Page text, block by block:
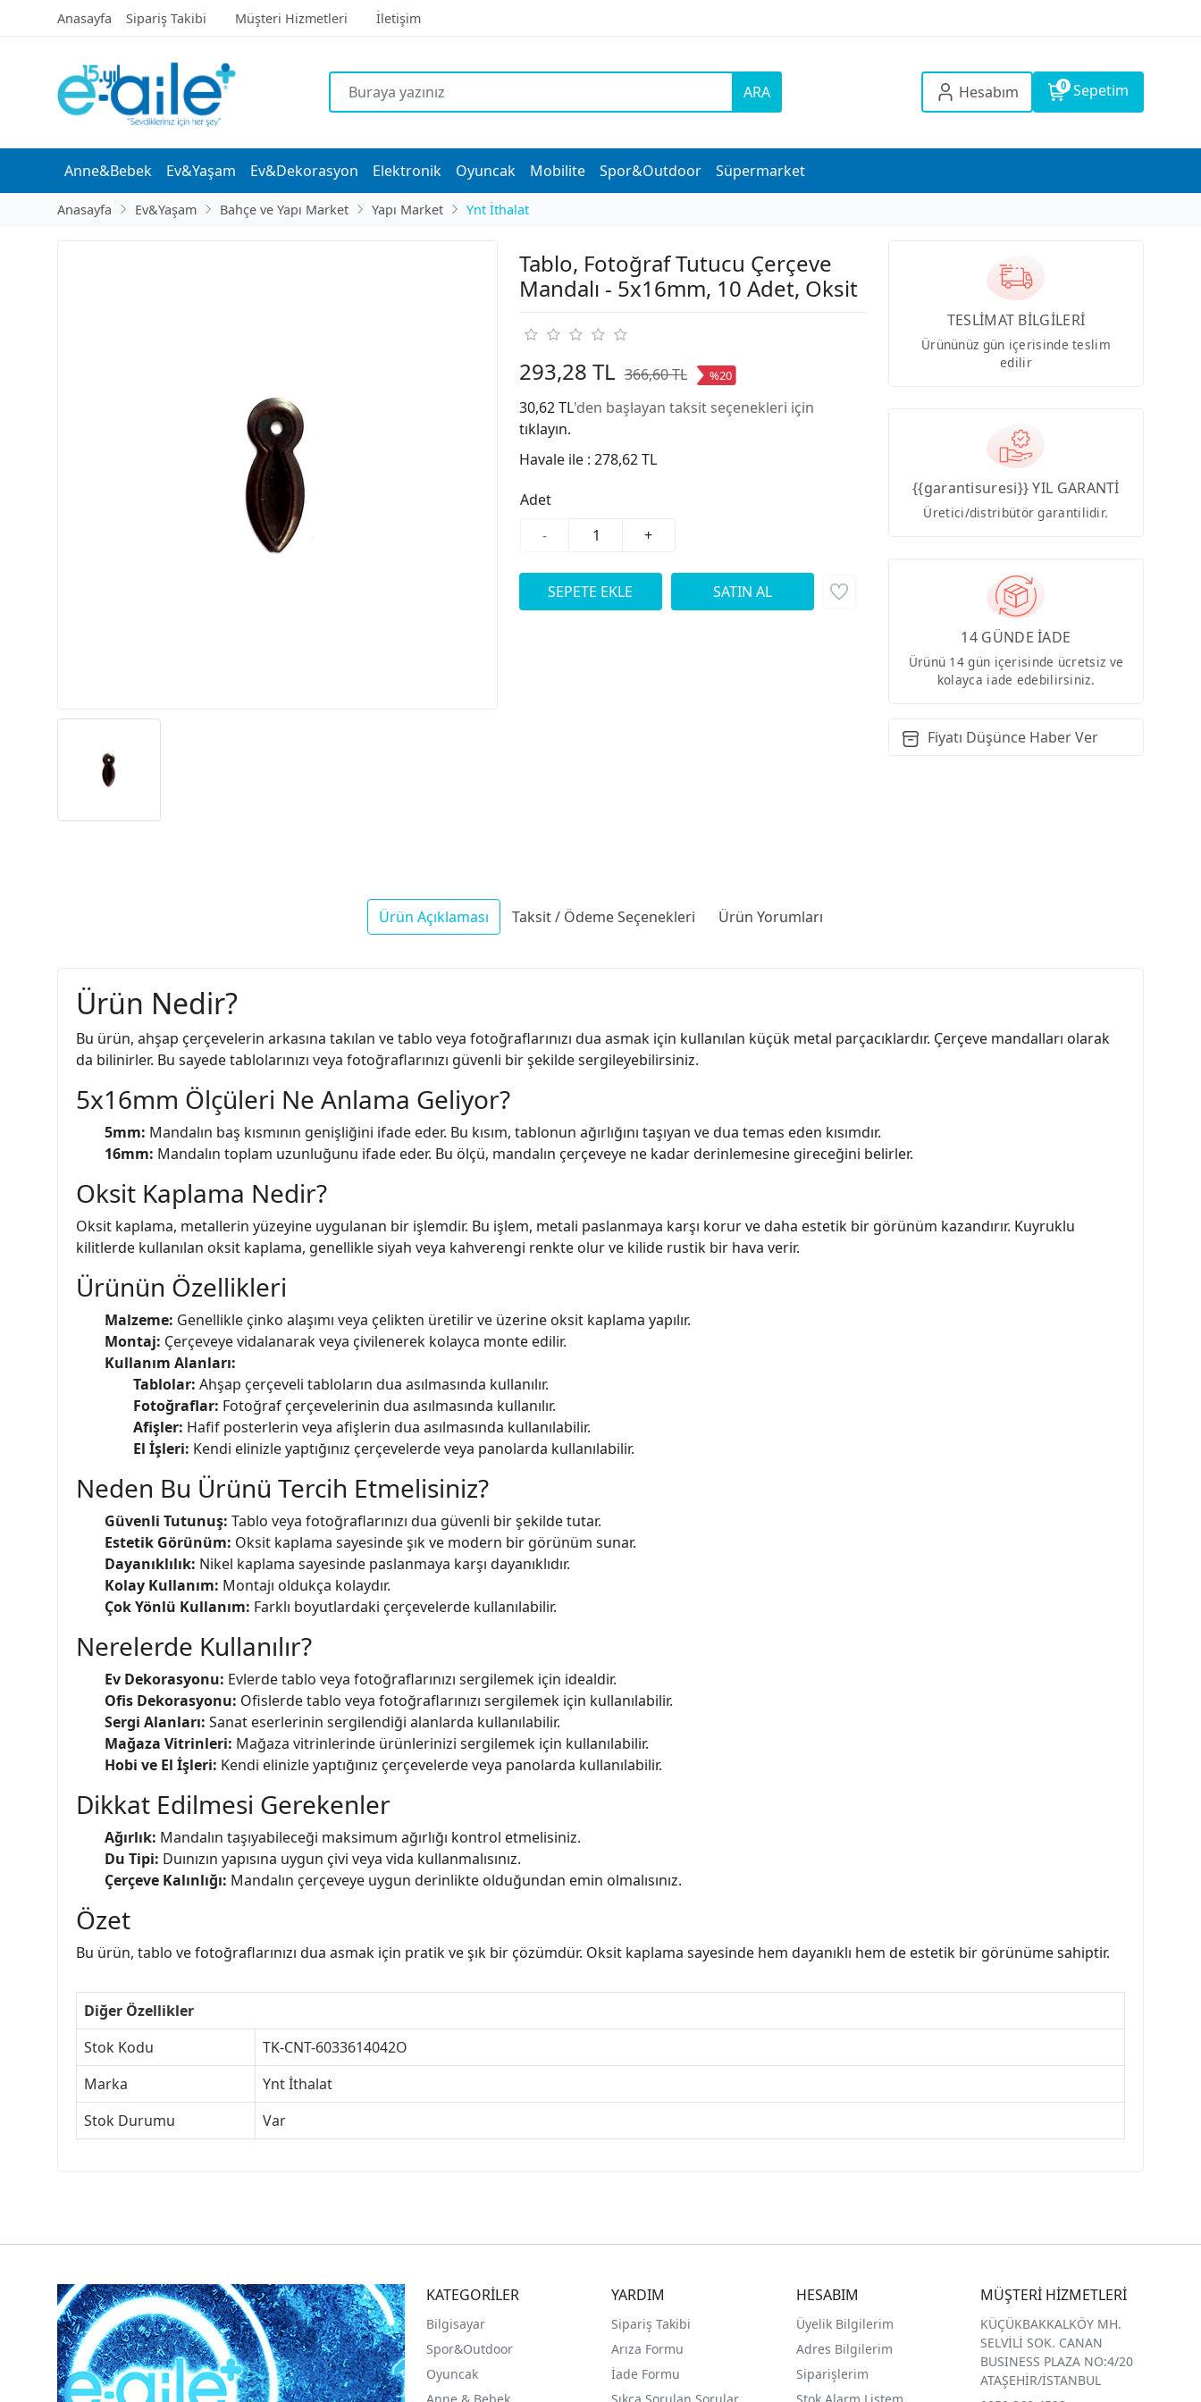
Anasayfa Sipariş Takibi Müşteri Hizmetleri İletişim
ARA Hesabım 0 Sepetim
Anne&Bebek Ev&Yaşam Ev&Dekorasyon Elektronik Oyuncak Mobilite Spor&Outdoor Süpermarket
Anasayfa Ev&Yaşam Bahçe ve Yapı Market Yapı Market Ynt İthalat
Tablo, Fotoğraf Tutucu Çerçeve
Mandalı - 5x16mm, 10 Adet, Oksit
293,28 TL 366,60 TL %20
30,62 TL'den başlayan taksit seçenekleri için
tıklayın.
Havale ile : 278,62 TL
Adet
-
+
TESLİMAT BİLGİLERİ
Ürününüz gün içerisinde teslim
edilir
{{garantisuresi}} YIL GARANTİ
Üretici/distribütör garantilidir.
14 GÜNDE İADE
Ürünü 14 gün içerisinde ücretsiz ve
kolayca iade edebilirsiniz.
Fiyatı Düşünce Haber Ver
Ürün Açıklaması Taksit / Ödeme Seçenekleri Ürün Yorumları
Ürün Nedir?
Bu ürün, ahşap çerçevelerin arkasına takılan ve tablo veya fotoğraflarınızı dua asmak için kullanılan küçük metal parçacıklardır. Çerçeve mandalları olarak
da bilinirler. Bu sayede tablolarınızı veya fotoğraflarınızı güvenli bir şekilde sergileyebilirsiniz.
5x16mm Ölçüleri Ne Anlama Geliyor?
5mm: Mandalın baş kısmının genişliğini ifade eder. Bu kısım, tablonun ağırlığını taşıyan ve dua temas eden kısımdır.
16mm: Mandalın toplam uzunluğunu ifade eder. Bu ölçü, mandalın çerçeveye ne kadar derinlemesine gireceğini belirler.
Oksit Kaplama Nedir?
Oksit kaplama, metallerin yüzeyine uygulanan bir işlemdir. Bu işlem, metali paslanmaya karşı korur ve daha estetik bir görünüm kazandırır. Kuyruklu
kilitlerde kullanılan oksit kaplama, genellikle siyah veya kahverengi renkte olur ve kilide rustik bir hava verir.
Ürünün Özellikleri
Malzeme: Genellikle çinko alaşımı veya çelikten üretilir ve üzerine oksit kaplama yapılır.
Montaj: Çerçeveye vidalanarak veya çivilenerek kolayca monte edilir.
Kullanım Alanları:
Tablolar: Ahşap çerçeveli tabloların dua asılmasında kullanılır.
Fotoğraflar: Fotoğraf çerçevelerinin dua asılmasında kullanılır.
Afişler: Hafif posterlerin veya afişlerin dua asılmasında kullanılabilir.
El İşleri: Kendi elinizle yaptığınız çerçevelerde veya panolarda kullanılabilir.
Neden Bu Ürünü Tercih Etmelisiniz?
Güvenli Tutunuş: Tablo veya fotoğraflarınızı dua güvenli bir şekilde tutar.
Estetik Görünüm: Oksit kaplama sayesinde şık ve modern bir görünüm sunar.
Dayanıklılık: Nikel kaplama sayesinde paslanmaya karşı dayanıklıdır.
Kolay Kullanım: Montajı oldukça kolaydır.
Çok Yönlü Kullanım: Farklı boyutlardaki çerçevelerde kullanılabilir.
Nerelerde Kullanılır?
Ev Dekorasyonu: Evlerde tablo veya fotoğraflarınızı sergilemek için idealdir.
Ofis Dekorasyonu: Ofislerde tablo veya fotoğraflarınızı sergilemek için kullanılabilir.
Sergi Alanları: Sanat eserlerinin sergilendiği alanlarda kullanılabilir.
Mağaza Vitrinleri: Mağaza vitrinlerinde ürünlerinizi sergilemek için kullanılabilir.
Hobi ve El İşleri: Kendi elinizle yaptığınız çerçevelerde veya panolarda kullanılabilir.
Dikkat Edilmesi Gerekenler
Ağırlık: Mandalın taşıyabileceği maksimum ağırlığı kontrol etmelisiniz.
Du Tipi: Duınızın yapısına uygun çivi veya vida kullanmalısınız.
Çerçeve Kalınlığı: Mandalın çerçeveye uygun derinlikte olduğundan emin olmalısınız.
Özet
Bu ürün, tablo ve fotoğraflarınızı dua asmak için pratik ve şık bir çözümdür. Oksit kaplama sayesinde hem dayanıklı hem de estetik bir görünüme sahiptir.
Diğer Özellikler
Stok Kodu
TK-CNT-6033614042O
Marka
Ynt İthalat
Stok Durumu
Var
KATEGORİLER
Bilgisayar
Spor&Outdoor
Oyuncak
YARDIM
Sipariş Takibi
Arıza Formu
İade Formu
HESABIM
Üyelik Bilgilerim
Adres Bilgilerim
Siparişlerim
MÜŞTERİ HİZMETLERİ
KÜÇÜKBAKKALKÖY MH.
SELVİLİ SOK. CANAN
BUSINESS PLAZA NO:4/20
ATAŞEHİR/İSTANBUL